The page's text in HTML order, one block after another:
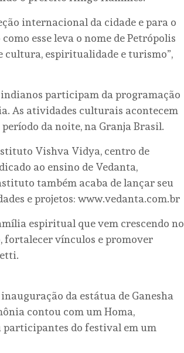
internacional da cidade e para o
esse leva o nome de Petrópolis
cultura, espiritualidade e turismo”,
participam da programação
As atividades culturais acontecem
da noite, na Granja Brasil.
Vishva Vidya, centro de
ao ensino de Vedanta,
também acaba de lançar seu
e projetos: www.vedanta.com.br
espiritual que vem crescendo no
fortalecer vínculos e promover
da estátua de Ganesha
contou com um Homa,
do festival em um